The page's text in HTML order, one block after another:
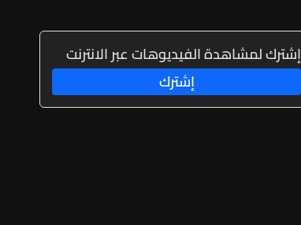
إشترك لمشاهدة الفيديوهات عبر الانترنت
إشترك